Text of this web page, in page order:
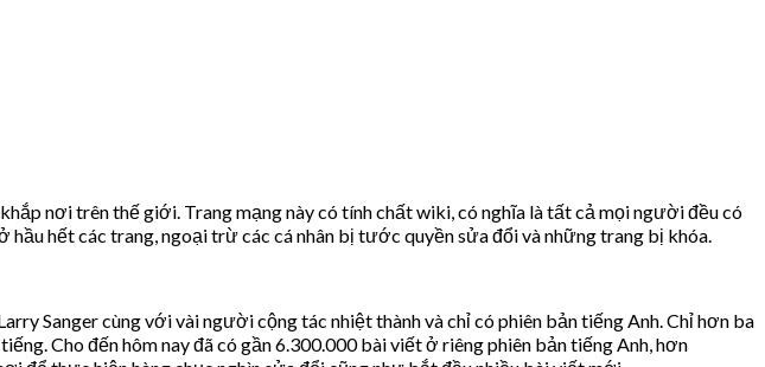
nơi trên thế giới. Trang mạng này có tính chất wiki, có nghĩa là tất cả mọi người đều có
hầu hết các trang, ngoại trừ các cá nhân bị tước quyền sửa đổi và những trang bị khóa.
Sanger cùng với vài người cộng tác nhiệt thành và chỉ có phiên bản tiếng Anh. Chỉ hơn ba
Cho đến hôm nay đã có gần 6.300.000 bài viết ở riêng phiên bản tiếng Anh, hơn